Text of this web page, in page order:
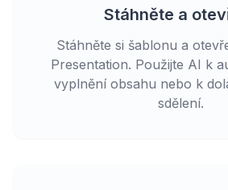
Stáhněte a
Stáhněte si šablonu a
Presentation. Použijte AI k
vyplnění obsahu nebo k
sdělení.